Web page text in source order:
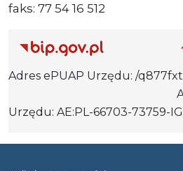
faks: 77 54 16 512
Adres ePUAP Urzędu: /
Adres do e-
Urzędu: AE:PL-66703-73759-